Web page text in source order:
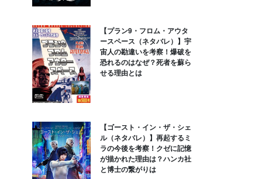
【プラン9・フロム・アウタ
ースペース（ネタバレ）】宇
宙人の勘違いを考察！爆破を
恐れるのはなぜ？死者を蘇ら
せる理由とは
【ゴースト・イン・ザ・シェ
ル（ネタバレ）】再起するミ
ラの今後を考察！クゼに記憶
が描かれた理由は？ハンカ社
と博士の繋がりは